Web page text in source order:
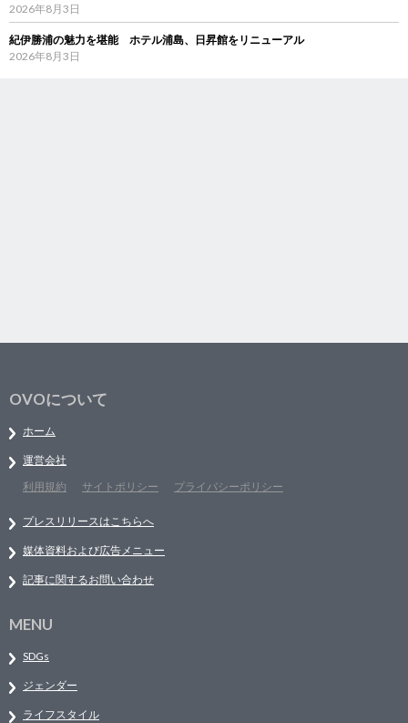
2026年8月3日
紀伊勝浦の魅力を堪能 ホテル浦島、日昇館をリニューアル
2026年8月3日
OVOについて
ホーム
運営会社
利用規約
サイトポリシー プライバシーポリシー
プレスリリースはこちらへ
媒体資料および広告メニュー
記事に関するお問い合わせ
MENU
SDGs
ジェンダー
ライフスタイル